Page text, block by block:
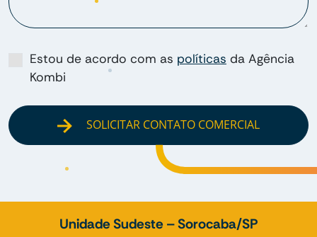
Estou de acordo com as políticas da Agência
Kombi
SOLICITAR CONTATO COMERCIAL
Unidade Sudeste – Sorocaba/SP